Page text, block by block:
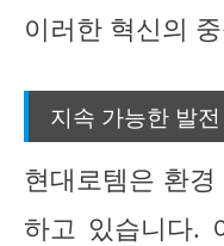
이러한 혁신의
지속 가능한 발전
현대로템은 환
하고 있습니다.